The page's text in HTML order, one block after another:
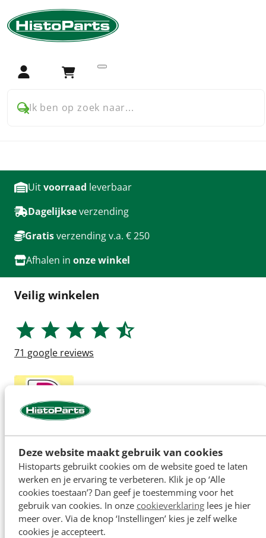
Deze website maakt gebruik van cookies
Histoparts gebruikt cookies om de website goed te laten
werken en je ervaring te verbeteren. Klik je op ‘Alle
cookies toestaan’? Dan geef je toestemming voor het
gebruik van cookies. In onze cookieverklaringlees je hier
meer over. Via de knop ‘Instellingen’ kies je zelf welke
cookies je accepteert.
Login Winkelwagen
Ik ben op zoek naar...
Home Trekker onderdelen
voor Deutz
producten
Uitvoorraad leverbaar
Dagelijkseverzending
Gratisverzending v.a. € 250
Afhalen in onze winkel
Veilig winkelen
71 google reviews